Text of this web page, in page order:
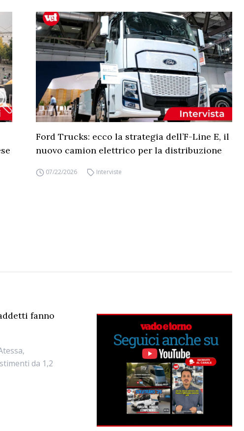
Ford Trucks: ecco la strategia dell’F-Line E, il
nuovo camion elettrico per la distribuzione
07/22/2026 Interviste
fanno
da 1,2